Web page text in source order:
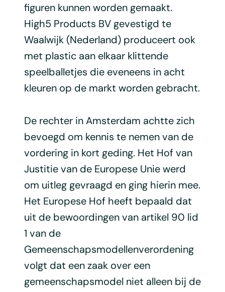
figuren kunnen worden gemaakt.
High5 Products BV gevestigd te
Waalwijk (Nederland) produceert ook
met plastic aan elkaar klittende
speelballetjes die eveneens in acht
kleuren op de markt worden gebracht.
De rechter in Amsterdam achtte zich
bevoegd om kennis te nemen van de
vordering in kort geding. Het Hof van
Justitie van de Europese Unie werd
om uitleg gevraagd en ging hierin mee.
Het Europese Hof heeft bepaald dat
uit de bewoordingen van artikel 90 lid
1 van de
Gemeenschapsmodellenverordening
volgt dat een zaak over een
gemeenschapsmodel niet alleen bij de